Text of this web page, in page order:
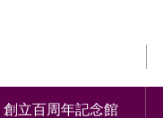
創立百周年記念館